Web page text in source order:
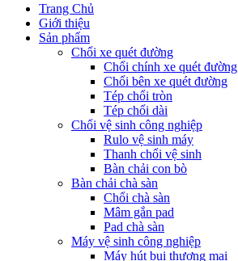
Trang Chủ
Giới thiệu
Sản phẩm
Chổi xe quét đường
Chổi chính xe quét đường
Chổi bên xe quét đường
Tép chổi tròn
Tép chổi dài
Chổi vệ sinh công nghiệp
Rulo vệ sinh máy
Thanh chổi vệ sinh
Bàn chải con bò
Bàn chải chà sàn
Chổi chà sàn
Mâm gắn pad
Pad chà sàn
Máy vệ sinh công nghiệp
Máy hút bụi thương mại